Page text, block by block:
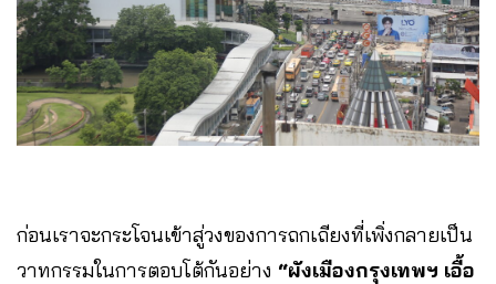
ก่อนเราจะกระโจนเข้าสู่วงของการถกเถียงที่เพิ่งกลายเป็น
วาทกรรมในการตอบโต้กันอย่าง “ผังเมืองกรุงเทพฯ เอื้อ